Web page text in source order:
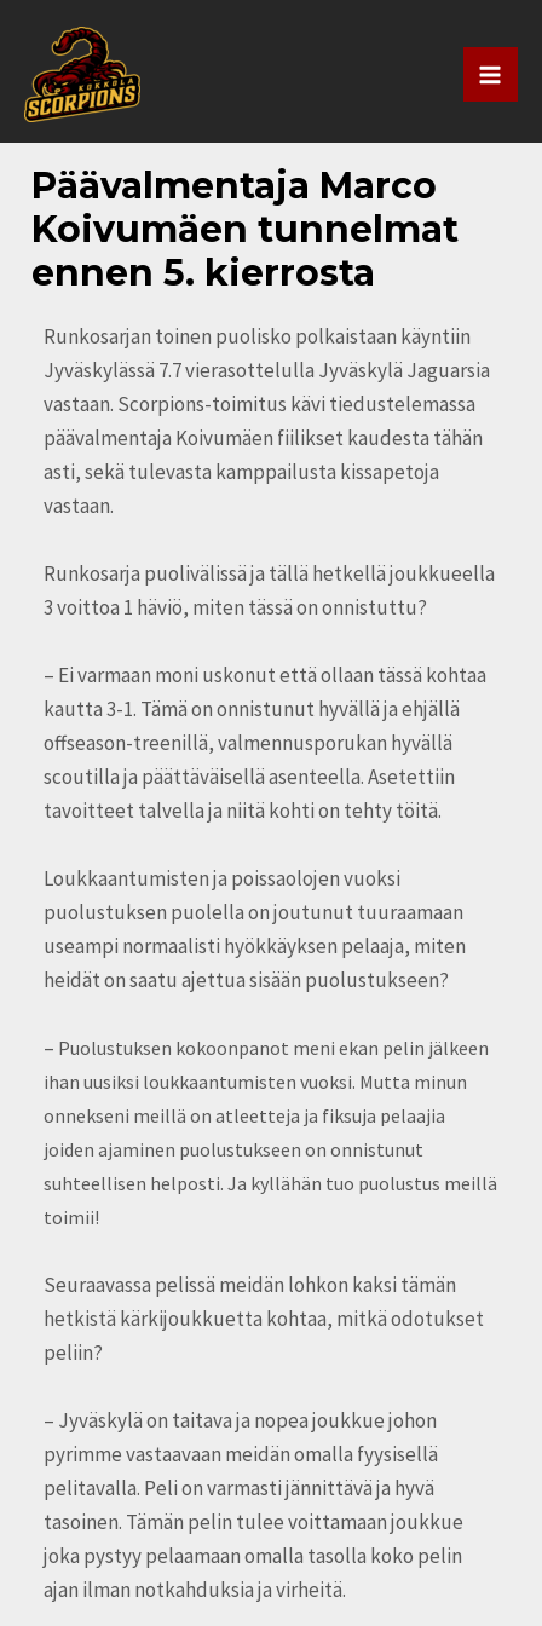
sisältöön
Päävalmentaja Marco
Koivumäen tunnelmat
ennen 5. kierrosta
Runkosarjan toinen puolisko polkaistaan käyntiin
Jyväskylässä 7.7 vierasottelulla Jyväskylä Jaguarsia
vastaan. Scorpions-toimitus kävi tiedustelemassa
päävalmentaja Koivumäen fiilikset kaudesta tähän
asti, sekä tulevasta kamppailusta kissapetoja
vastaan.
Runkosarja puolivälissä ja tällä hetkellä joukkueella
3 voittoa 1 häviö, miten tässä on onnistuttu?
– Ei varmaan moni uskonut että ollaan tässä kohtaa
kautta 3-1. Tämä on onnistunut hyvällä ja ehjällä
offseason-treenillä, valmennusporukan hyvällä
scoutilla ja päättäväisellä asenteella. Asetettiin
tavoitteet talvella ja niitä kohti on tehty töitä.
Loukkaantumisten ja poissaolojen vuoksi
puolustuksen puolella on joutunut tuuraamaan
useampi normaalisti hyökkäyksen pelaaja, miten
heidät on saatu ajettua sisään puolustukseen?
– Puolustuksen kokoonpanot meni ekan pelin jälkeen
ihan uusiksi loukkaantumisten vuoksi. Mutta minun
onnekseni meillä on atleetteja ja fiksuja pelaajia
joiden ajaminen puolustukseen on onnistunut
suhteellisen helposti. Ja kyllähän tuo puolustus meillä
toimii!
Seuraavassa pelissä meidän lohkon kaksi tämän
hetkistä kärkijoukkuetta kohtaa, mitkä odotukset
peliin?
– Jyväskylä on taitava ja nopea joukkue johon
pyrimme vastaavaan meidän omalla fyysisellä
pelitavalla. Peli on varmasti jännittävä ja hyvä
tasoinen. Tämän pelin tulee voittamaan joukkue
joka pystyy pelaamaan omalla tasolla koko pelin
ajan ilman notkahduksia ja virheitä.
selaus